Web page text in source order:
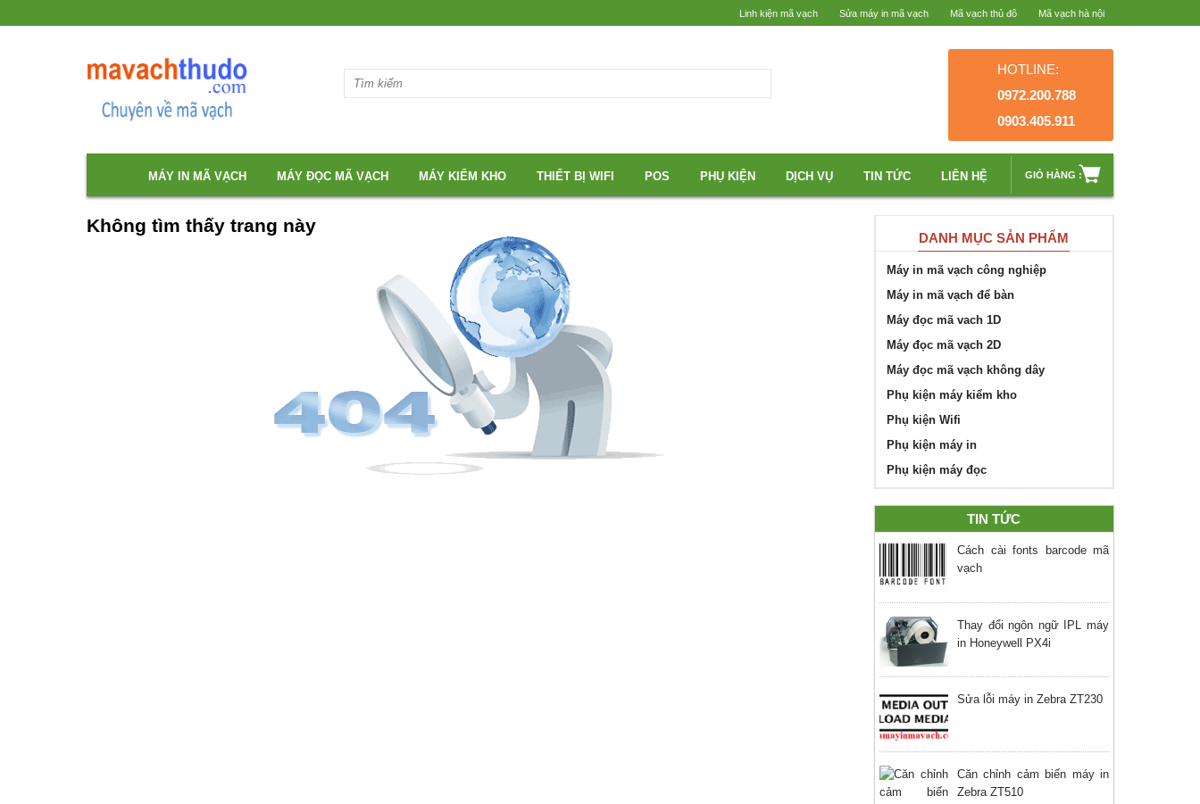
Linh kiện mã vạch Sửa máy in mã vạch Mã vạch thủ đô Mã vạch hà nội
HOTLINE:
0972.200.788
0903.405.911
MÁY IN MÃ VẠCH MÁY ĐỌC MÃ VẠCH MÁY KIỂM KHO THIẾT BỊ WIFI POS PHỤ KIỆN DỊCH VỤ TIN TỨC LIÊN HỆ GIỎ HÀNG :
Không tìm thấy trang này
DANH MỤC SẢN PHẨM
Máy in mã vạch công nghiệp
Máy in mã vạch để bàn
Máy đọc mã vach 1D
Máy đọc mã vạch 2D
Máy đọc mã vạch không dây
Phụ kiện máy kiểm kho
Phụ kiện Wifi
Phụ kiện máy in
Phụ kiện máy đọc
TIN TỨC
Cách cài fonts barcode mã
vạch
Thay đổi ngôn ngữ IPL máy
in Honeywell PX4i
Sửa lỗi máy in Zebra ZT230
Căn chỉnh cảm biến máy in
Zebra ZT510